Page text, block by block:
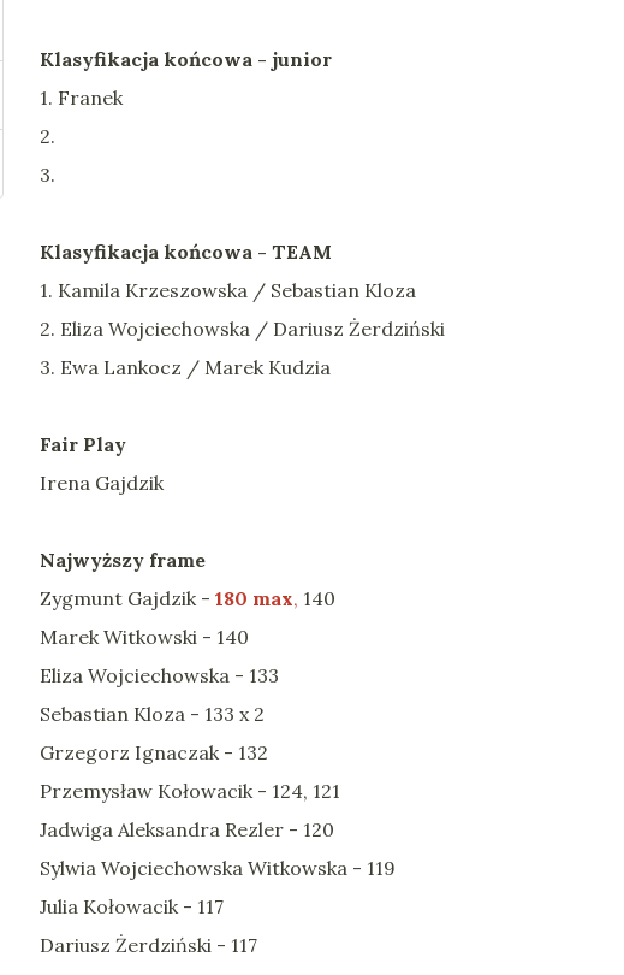
Klasyfikacja końcowa - junior
1. Franek
2.
3.
Klasyfikacja końcowa - TEAM
1. Kamila Krzeszowska / Sebastian Kloza
2. Eliza Wojciechowska / Dariusz Żerdziński
3. Ewa Lankocz / Marek Kudzia
Fair Play
Irena Gajdzik
Najwyższy frame
Zygmunt Gajdzik - 180 max, 140
Marek Witkowski - 140
Eliza Wojciechowska - 133
Sebastian Kloza - 133 x 2
Grzegorz Ignaczak - 132
Przemysław Kołowacik - 124, 121
Jadwiga Aleksandra Rezler - 120
Sylwia Wojciechowska Witkowska - 119
Julia Kołowacik - 117
Dariusz Żerdziński - 117